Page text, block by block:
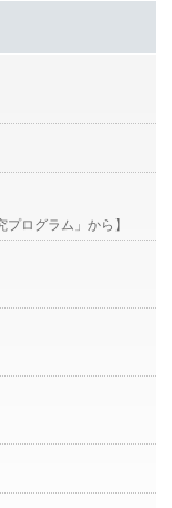
ログラム」から】